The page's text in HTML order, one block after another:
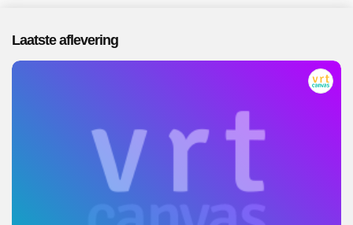
Laatste aflevering